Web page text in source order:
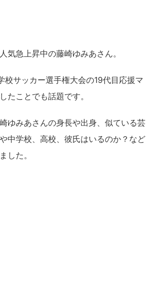
気急上昇中の藤崎ゆみあさん。
校サッカー選手権大会の19代目応援マ
たことでも話題です。
ゆみあさんの身長や出身、似ている芸
中学校、高校、彼氏はいるのか？など
した。